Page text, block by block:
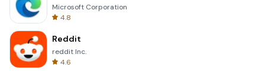
Microsoft Corporation
4.8
Reddit
reddit Inc.
4.6